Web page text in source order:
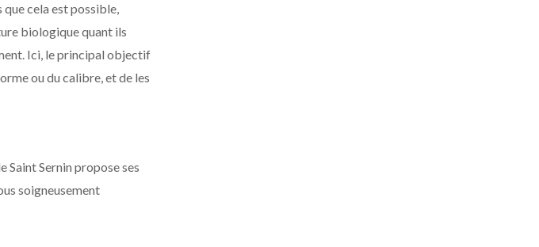
cela est possible,
biologique quant ils
Ici, le principal objectif
ou du calibre, et de les
Saint Sernin propose ses
soigneusement